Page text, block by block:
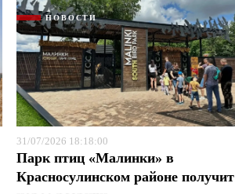
НОВОСТИ
31/07/2026 18:18:00
Парк птиц «Малинки» в
Красносулинском районе получит